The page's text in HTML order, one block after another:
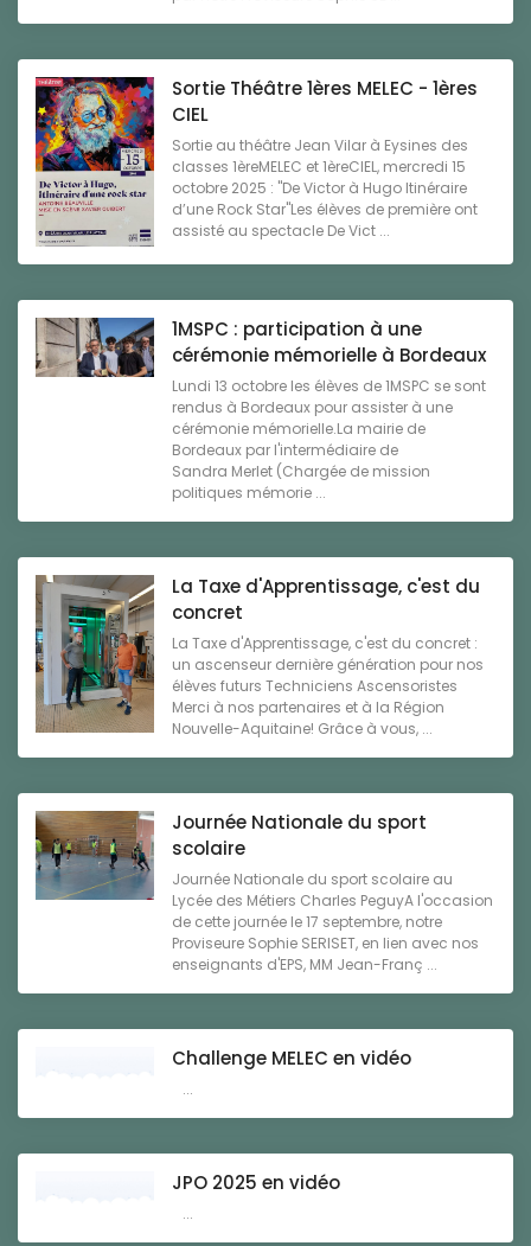
Sortie Théâtre 1ères MELEC - 1ères
CIEL
Sortie au théâtre Jean Vilar à Eysines des
classes 1èreMELEC et 1èreCIEL, mercredi 15
octobre 2025 : "De Victor à Hugo Itinéraire
d’une Rock Star"Les élèves de première ont
assisté au spectacle De Vict ...
1MSPC : participation à une
cérémonie mémorielle à Bordeaux
Lundi 13 octobre les élèves de 1MSPC se sont
rendus à Bordeaux pour assister à une
cérémonie mémorielle.La mairie de
Bordeaux par l'intermédiaire de
Sandra Merlet (Chargée de mission
politiques mémorie ...
La Taxe d'Apprentissage, c'est du
concret
La Taxe d'Apprentissage, c'est du concret :
un ascenseur dernière génération pour nos
élèves futurs Techniciens Ascensoristes
Merci à nos partenaires et à la Région
Nouvelle-Aquitaine! Grâce à vous, ...
Journée Nationale du sport
scolaire
Journée Nationale du sport scolaire au
Lycée des Métiers Charles PeguyA l'occasion
de cette journée le 17 septembre, notre
Proviseure Sophie SERISET, en lien avec nos
enseignants d'EPS, MM Jean-Franç ...
Challenge MELEC en vidéo
...
JPO 2025 en vidéo
...